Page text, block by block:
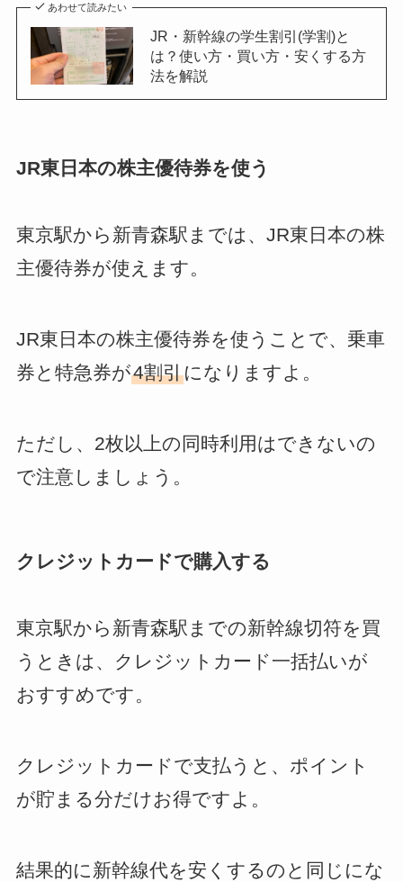
あわせて読みたい
JR・新幹線の学生割引(学割)と
は？使い方・買い方・安くする方
法を解説
JR東日本の株主優待券を使う
東京駅から新青森駅までは、JR東日本の株
主優待券が使えます。
JR東日本の株主優待券を使うことで、乗車
券と特急券が4割引になりますよ。
ただし、2枚以上の同時利用はできないの
で注意しましょう。
クレジットカードで購入する
東京駅から新青森駅までの新幹線切符を買
うときは、クレジットカード一括払いが
おすすめです。
クレジットカードで支払うと、ポイント
が貯まる分だけお得ですよ。
結果的に新幹線代を安くするのと同じにな